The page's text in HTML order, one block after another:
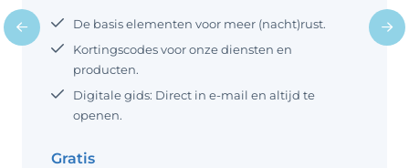
white noise slaapgeluiden. Waarom
white noise gebruiken bij baby’s?
White noise kan dus kalmerend
werken voor je baby. Dit constante
De basis elementen voor meer (nacht)rust.
Kortingscodes voor onze diensten en
producten.
Digitale gids: Direct in e-mail en altijd te
openen.
Gratis